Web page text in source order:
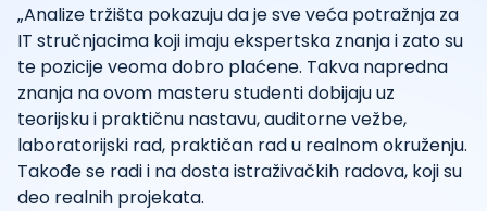
„Analize tržišta pokazuju da je sve veća potražnja za
IT stručnjacima koji imaju ekspertska znanja i zato su
te pozicije veoma dobro plaćene. Takva napredna
znanja na ovom masteru studenti dobijaju uz
teorijsku i praktičnu nastavu, auditorne vežbe,
laboratorijski rad, praktičan rad u realnom okruženju.
Takođe se radi i na dosta istraživačkih radova, koji su
deo realnih projekata.